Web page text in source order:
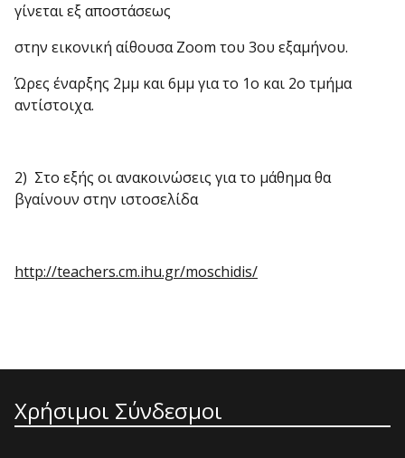
γίνεται εξ αποστάσεως
στην εικονική αίθουσα Zoom του 3ου εξαμήνου.
Ώρες έναρξης 2μμ και 6μμ για το 1ο και 2ο τμήμα
αντίστοιχα.
2) Στο εξής οι ανακοινώσεις για το μάθημα θα
βγαίνουν στην ιστοσελίδα
http://teachers.cm.ihu.gr/moschidis/
Χρήσιμοι Σύνδεσμοι